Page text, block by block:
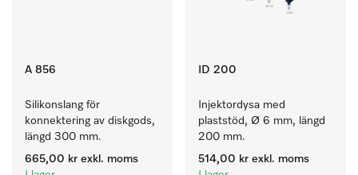
A 856
Silikonslang för
konnektering av diskgods,
längd 300 mm.
665,00 kr exkl. moms
ID 200
Injektordysa med
plaststöd, Ø 6 mm, längd
200 mm.
514,00 kr exkl. moms